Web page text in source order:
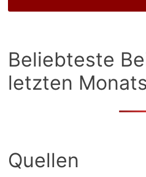
Beliebteste
letzten Monats
Quellen